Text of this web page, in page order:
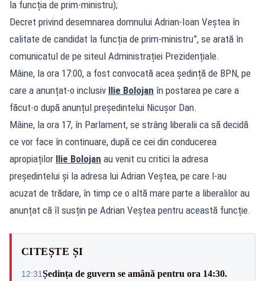
la funcția de prim-ministru);
Decret privind desemnarea domnului Adrian-Ioan Veştea în
calitate de candidat la funcția de prim-ministru”, se arată în
comunicatul de pe siteul Administrației Prezidențiale.
Mâine, la ora 17:00, a fost convocată acea ședință de BPN, pe
care a anunțat-o inclusiv Ilie Bolojan în postarea pe care a
făcut-o după anunțul președintelui Nicușor Dan.
Mâine, la ora 17, în Parlament, se strâng liberalii ca să decidă
ce vor face în continuare, după ce cei din conducerea
apropiaților Ilie Bolojan au venit cu critici la adresa
președintelui și la adresa lui Adrian Veștea, pe care l-au
acuzat de trădare, în timp ce o altă mare parte a liberalilor au
anunțat că îl susțin pe Adrian Veștea pentru această funcție.
CITEȘTE ȘI
12:31Ședința de guvern se amână pentru ora 14:30.